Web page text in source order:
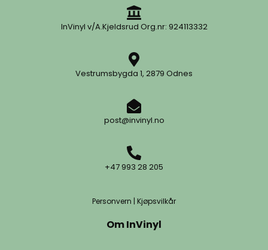
InVinyl v/A.Kjeldsrud Org.nr: 924113332
Vestrumsbygda 1, 2879 Odnes
post@invinyl.no
+47 993 28 205
Personvern | Kjøpsvilkår
Om InVinyl